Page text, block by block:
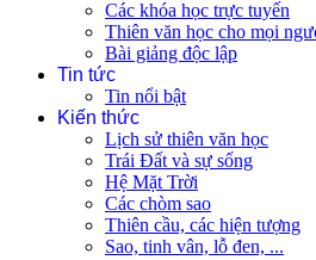
Các khóa học trực tuyến
Thiên văn học cho mọi
Bài giảng độc lập
Tin tức
Tin nổi bật
Kiến thức
Lịch sử thiên văn học
Trái Đất và sự sống
Hệ Mặt Trời
Các chòm sao
Thiên cầu, các hiện tượng
Sao, tinh vân, lỗ đen, ...